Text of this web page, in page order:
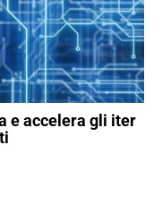
e accelera gli iter